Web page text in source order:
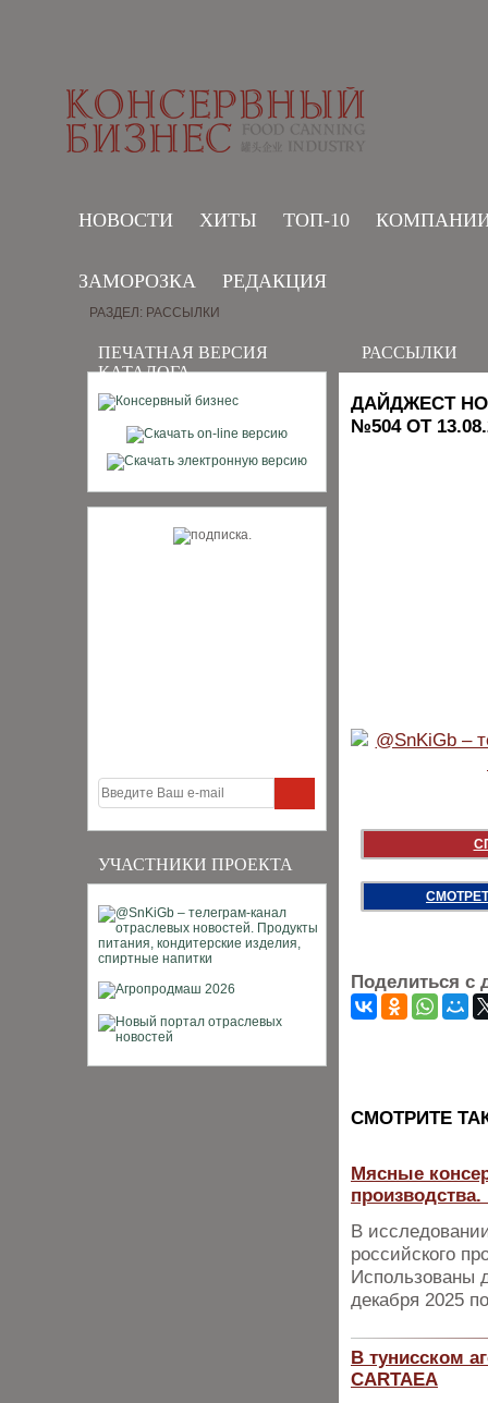
НОВОСТИ ХИТЫ ТОП-10
ЗАМОРОЗКА РЕДАКЦИЯ
ПЕЧАТНАЯ ВЕРСИЯ
КАТАЛОГА
УЧАСТНИКИ ПРОЕКТА
РАЗДЕЛ: РАССЫЛКИ
РАССЫЛКИ
ДАЙДЖЕСТ
№504 ОТ
Поделиться с
CМОТРИТЕ
Мясные
В
российского
Использованы
декабря 2025
В тунисском
CARTAEA